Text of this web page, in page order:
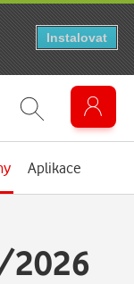
Aplikace
2026
Instalovat